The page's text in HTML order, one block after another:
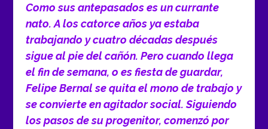
Como sus antepasados es un currante
nato. A los catorce años ya estaba
trabajando y cuatro décadas después
sigue al pie del cañón. Pero cuando llega
el fin de semana, o es fiesta de guardar,
Felipe Bernal se quita el mono de trabajo y
se convierte en agitador social. Siguiendo
los pasos de su progenitor, comenzó por